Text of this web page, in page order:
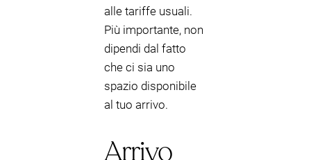
alle tariffe usuali.
Più importante, non
dipendi dal fatto
che ci sia uno
spazio disponibile
al tuo arrivo.
Arrivo